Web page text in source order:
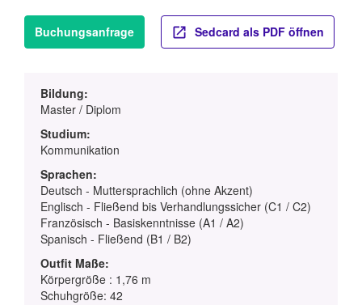
Buchungsanfrage Sedcard als PDF öffnen
Bildung:
Master / Diplom
Studium:
Kommunikation
Sprachen:
Deutsch - Muttersprachlich (ohne Akzent)
Englisch - Fließend bis Verhandlungssicher (C1 / C2)
Französisch - Basiskenntnisse (A1 / A2)
Spanisch - Fließend (B1 / B2)
Outfit Maße:
Körpergröße : 1,76 m
Schuhgröße: 42